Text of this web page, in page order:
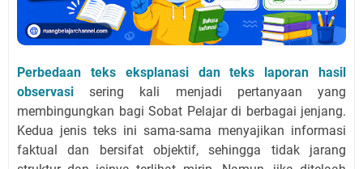
Perbedaan teks eksplanasi dan teks laporan hasil
observasi sering kali menjadi pertanyaan yang
membingungkan bagi Sobat Pelajar di berbagai jenjang.
Kedua jenis teks ini sama-sama menyajikan informasi
faktual dan bersifat objektif, sehingga tidak jarang